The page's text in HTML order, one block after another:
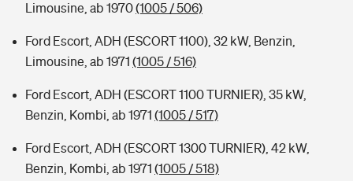
Limousine, ab 1970(1005 / 506)
Ford Escort, ADH (ESCORT 1100), 32 kW, Benzin,
Limousine, ab 1971 (1005 / 516)
Ford Escort, ADH (ESCORT 1100 TURNIER), 35 kW,
Benzin, Kombi, ab 1971 (1005 / 517)
Ford Escort, ADH (ESCORT 1300 TURNIER), 42 kW,
Benzin, Kombi, ab 1971 (1005 / 518)